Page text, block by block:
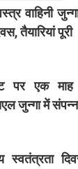
वाहिनी
तैयारियां पूरी
पर एक माह
जुन्गा में संपन्न
स्वतंत्रता